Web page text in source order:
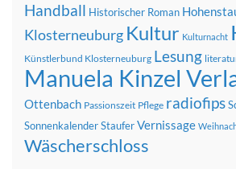
Handball Historischer Roman
Klosterneuburg Kultur Kulturnacht
Künstlerbund Klosterneuburg Lesung
Manuela Kinzel
Ottenbach Passionszeit Pflege radiofips
SonnenkalenderStauferVernissage
Wäscherschloss